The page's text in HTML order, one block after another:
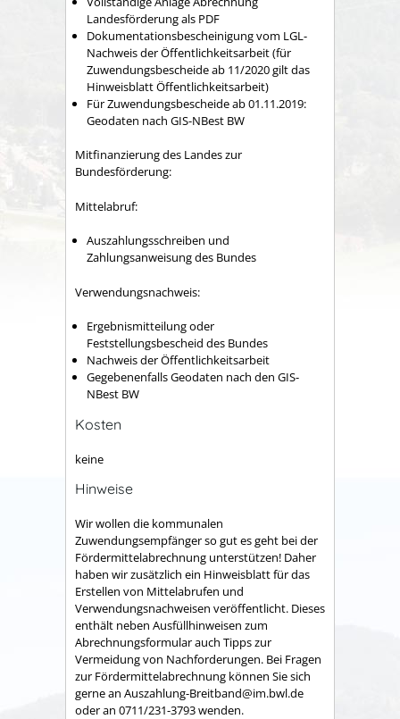
Landesförderung als PDF
Dokumentationsbescheinigung vom LGL-
Nachweis der Öffentlichkeitsarbeit (für
Zuwendungsbescheide ab 11/2020 gilt das
Hinweisblatt Öffentlichkeitsarbeit)
Für Zuwendungsbescheide ab 01.11.2019:
Geodaten nach GIS-NBest BW
Mitfinanzierung des Landes zur
Bundesförderung:
Mittelabruf:
Auszahlungsschreiben und
Zahlungsanweisung des Bundes
Verwendungsnachweis:
Ergebnismitteilung oder
Feststellungsbescheid des Bundes
Nachweis der Öffentlichkeitsarbeit
Gegebenenfalls Geodaten nach den GIS-
NBest BW
Kosten
keine
Hinweise
Wir wollen die kommunalen
Zuwendungsempfänger so gut es geht bei der
Fördermittelabrechnung unterstützen! Daher
haben wir zusätzlich ein Hinweisblatt für das
Erstellen von Mittelabrufen und
Verwendungsnachweisen veröffentlicht. Dieses
enthält neben Ausfüllhinweisen zum
Abrechnungsformular auch Tipps zur
Vermeidung von Nachforderungen. Bei Fragen
zur Fördermittelabrechnung können Sie sich
gerne an Auszahlung-Breitband@im.bwl.de
oder an 0711/231-3793 wenden.